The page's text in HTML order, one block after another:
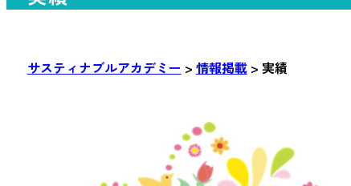
サスティナブルアカデミー > 情報掲載> 実績